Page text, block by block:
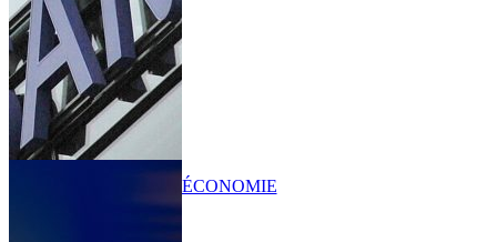
ÉCONOMIE